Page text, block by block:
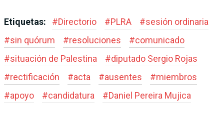
Etiquetas: #Directorio #PLRA #sesión ordinaria
#sin quórum #resoluciones #comunicado
#situación de Palestina #diputado Sergio Rojas
#rectificación #acta #ausentes #miembros
#apoyo #candidatura #Daniel Pereira Mujica